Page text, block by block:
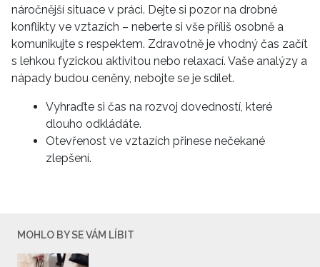
náročnější situace v práci. Dejte si pozor na drobné
konflikty ve vztazích – neberte si vše příliš osobně a
komunikujte s respektem. Zdravotně je vhodný čas začít
s lehkou fyzickou aktivitou nebo relaxací. Vaše analýzy a
nápady budou ceněny, nebojte se je sdílet.
Vyhraďte si čas na rozvoj dovedností, které
dlouho odkládáte.
Otevřenost ve vztazích přinese nečekané
zlepšení.
MOHLO BY SE VÁM LÍBIT